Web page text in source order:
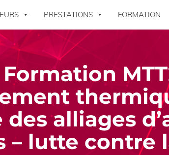
PRESTATIONS FORMATION
Formation
des alliages
– lutte contre